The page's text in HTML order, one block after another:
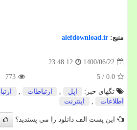
منبع: alefdownload.ir
1400/06/22
23:48:12
0.0
/ 5
773
تگهای خبر:
اپل , ارتباطات ,
اطلاعات
, اینترنت
این پست الف دانلود را می پسندید؟